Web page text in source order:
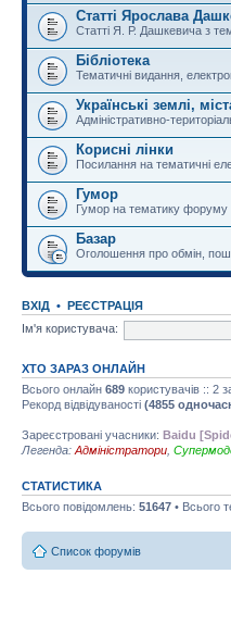
Статті Ярослава
Статті Я. Р. Дашкевича з
Бібліотека
Тематичні видання,
Українські землі,
Адміністративно-
Корисні лінки
Посилання на тематичні
Гумор
Гумор на тематику форуму
Базар
Оголошення про обмін,
ВХІД • РЕЄСТРАЦІЯ
Ім'я користувача:
ХТО ЗАРАЗ ОНЛАЙН
Всього онлайн 689 користувачів :: 2
Рекорд відвідуваності (4855
Зареєстровані учасники: Baidu
Легенда: Адміністратори
СТАТИСТИКА
Всього повідомлень: 51647 • Всього
Список форумів